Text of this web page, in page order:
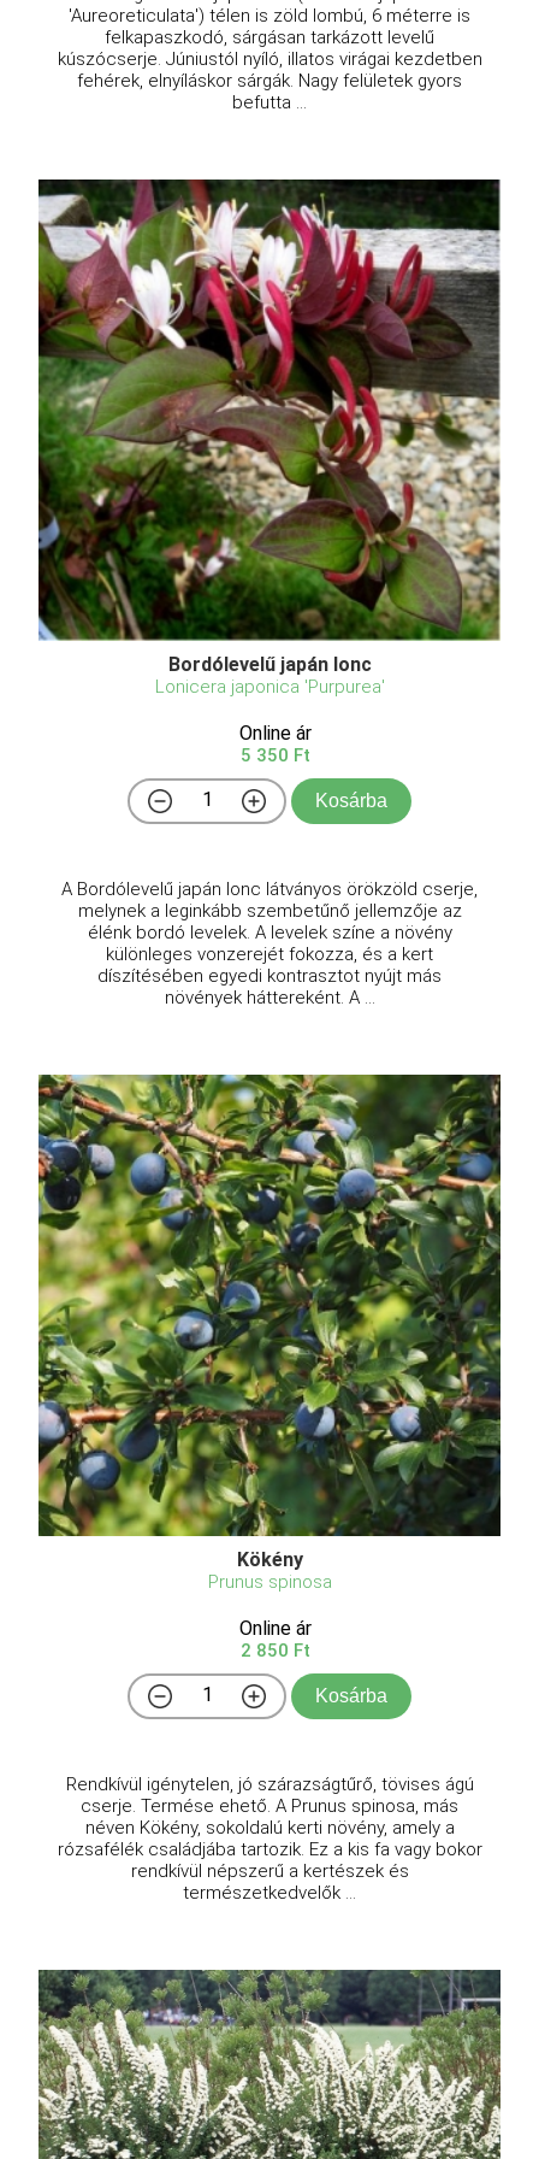
'Aureoreticulata') télen is zöld lombú, 6 méterre is
felkapaszkodó, sárgásan tarkázott levelű
kúszócserje. Júniustól nyíló, illatos virágai kezdetben
fehérek, elnyíláskor sárgák. Nagy felületek gyors
befutta ...
Bordólevelű japán lonc
Lonicera japonica 'Purpurea'
Online ár
5 350 Ft
Kosárba
A Bordólevelű japán lonc látványos örökzöld cserje,
melynek a leginkább szembetűnő jellemzője az
élénk bordó levelek. A levelek színe a növény
különleges vonzerejét fokozza, és a kert
díszítésében egyedi kontrasztot nyújt más
növények háttereként. A ...
Kökény
Prunus spinosa
Online ár
2 850 Ft
Kosárba
Rendkívül igénytelen, jó szárazságtűrő, tövises ágú
cserje. Termése ehető. A Prunus spinosa, más
néven Kökény, sokoldalú kerti növény, amely a
rózsafélék családjába tartozik. Ez a kis fa vagy bokor
rendkívül népszerű a kertészek és
természetkedvelők ...